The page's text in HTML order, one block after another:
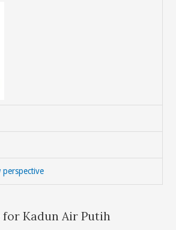
perspective
Kadun Air Putih